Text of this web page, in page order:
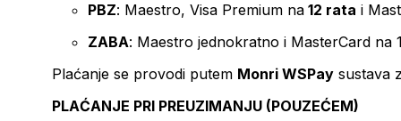
PBZ: Maestro, Visa Premium na 12 rata i
ZABA: Maestro jednokratno i MasterCard na
Plaćanje se provodi putem Monri WSPay sustava
PLAĆANJE PRI PREUZIMANJU (POUZEĆEM)